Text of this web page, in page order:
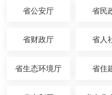
省公安厅 省民
省财政厅 省人
省生态环境厅 省住